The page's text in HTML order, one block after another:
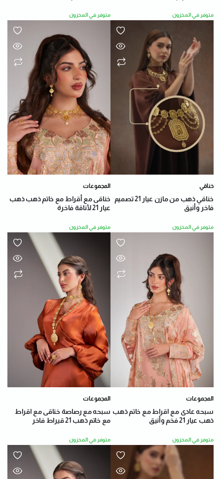
متوفر في المخزون متوفر في المخزون
المجموعات
خناقى مع أقراط مع خاتم ذهب ذهب
عيار 21 لأناقة فاخرة
متوفر في المخزون
خناقي
خناقي ذهب من مازن عيار 21 تصميم
فاخر وأنيق
متوفر في المخزون
المجموعات
سبحه مع رصاصة خناقى مع اقراط
مع خاتم ذهب 21 قيراط فاخر
متوفر في المخزون
المجموعات
سبحه عادى مع اقراط مع خاتم ذهب
ذهب عيار 21 فخم وأنيق
متوفر في المخزون